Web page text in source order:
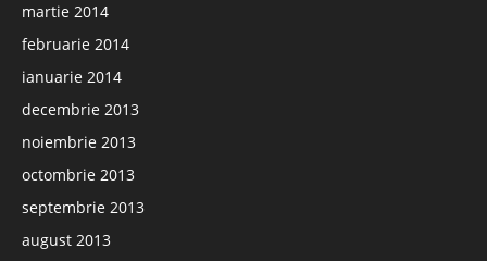
martie 2014
februarie 2014
ianuarie 2014
decembrie 2013
noiembrie 2013
octombrie 2013
septembrie 2013
august 2013